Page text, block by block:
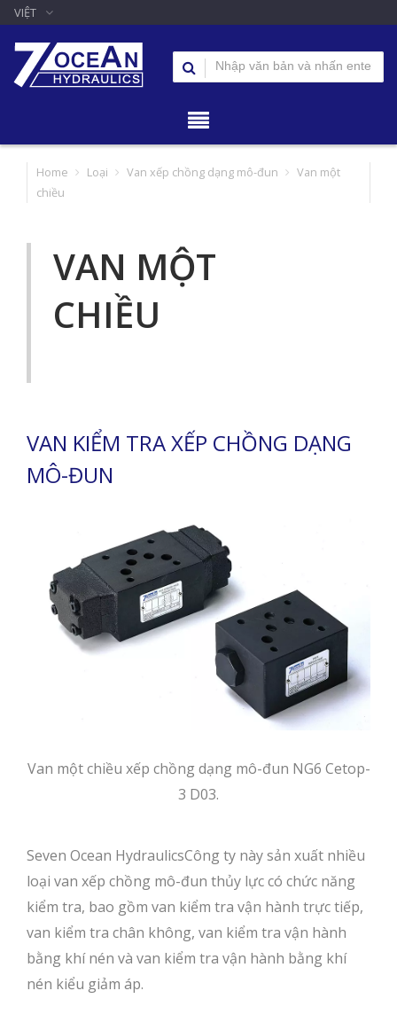
VIỆT
Home Loại Van xếp chồng dạng mô-đun
Van một
chiều
VAN MỘT
CHIỀU
VAN KIỂM TRA XẾP CHỒNG DẠNG
MÔ-ĐUN
Van một chiều xếp chồng dạng mô-đun NG6 Cetop-
3 D03.
Seven Ocean HydraulicsCông ty này sản xuất nhiều
loại van xếp chồng mô-đun thủy lực có chức năng
kiểm tra, bao gồm van kiểm tra vận hành trực tiếp,
van kiểm tra chân không, van kiểm tra vận hành
bằng khí nén và van kiểm tra vận hành bằng khí
nén kiểu giảm áp.